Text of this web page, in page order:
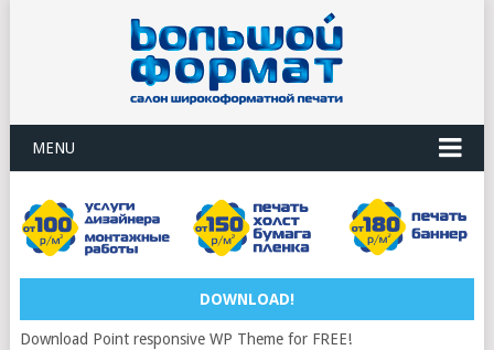
MENU
DOWNLOAD!
Download Point responsive WP Theme for FREE!